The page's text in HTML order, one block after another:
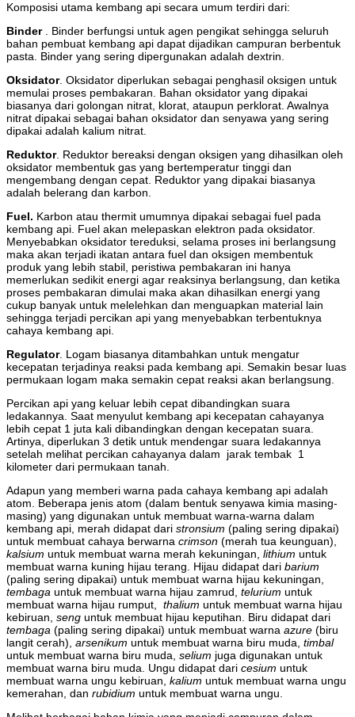
Komposisi utama kembang api secara umum terdiri dari:
Binder. Binder berfungsi untuk agen pengikat sehingga seluruh
bahan pembuat kembang api dapat dijadikan campuran berbentuk
pasta. Binder yang sering dipergunakan adalah dextrin.
Oksidator. Oksidator diperlukan sebagai penghasil oksigen untuk
memulai proses pembakaran. Bahan oksidator yang dipakai
biasanya dari golongan nitrat, klorat, ataupun perklorat. Awalnya
nitrat dipakai sebagai bahan oksidator dan senyawa yang sering
dipakai adalah kalium nitrat.
Reduktor. Reduktor bereaksi dengan oksigen yang dihasilkan oleh
oksidator membentuk gas yang bertemperatur tinggi dan
mengembang dengan cepat. Reduktor yang dipakai biasanya
adalah belerang dan karbon.
Fuel. Karbon atau thermit umumnya dipakai sebagai fuel pada
kembang api. Fuel akan melepaskan elektron pada oksidator.
Menyebabkan oksidator tereduksi, selama proses ini berlangsung
maka akan terjadi ikatan antara fuel dan oksigen membentuk
produk yang lebih stabil, peristiwa pembakaran ini hanya
memerlukan sedikit energi agar reaksinya berlangsung, dan ketika
proses pembakaran dimulai maka akan dihasilkan energi yang
cukup banyak untuk melelehkan dan menguapkan material lain
sehingga terjadi percikan api yang menyebabkan terbentuknya
cahaya kembang api.
Regulator. Logam biasanya ditambahkan untuk mengatur
kecepatan terjadinya reaksi pada kembang api. Semakin besar luas
permukaan logam maka semakin cepat reaksi akan berlangsung.
Percikan api yang keluar lebih cepat dibandingkan suara
ledakannya. Saat menyulut kembang api kecepatan cahayanya
lebih cepat 1 juta kali dibandingkan dengan kecepatan suara.
Artinya, diperlukan 3 detik untuk mendengar suara ledakannya
setelah melihat percikan cahayanya dalam jarak tembak 1
kilometer dari permukaan tanah.
Adapun yang memberi warna pada cahaya kembang api adalah
atom. Beberapa jenis atom (dalam bentuk senyawa kimia masing-
masing) yang digunakan untuk membuat warna-warna dalam
kembang api, merah didapat dari stronsium (paling sering dipakai)
untuk membuat cahaya berwarna crimson (merah tua keunguan),
kalsium untuk membuat warna merah kekuningan, lithium untuk
membuat warna kuning hijau terang. Hijau didapat dari barium
(paling sering dipakai) untuk membuat warna hijau kekuningan,
tembaga untuk membuat warna hijau zamrud, telurium untuk
membuat warna hijau rumput, thalium untuk membuat warna hijau
kebiruan, seng untuk membuat hijau keputihan. Biru didapat dari
tembaga (paling sering dipakai) untuk membuat warna azure (biru
langit cerah), arsenikum untuk membuat warna biru muda, timbal
untuk membuat warna biru muda, selium juga digunakan untuk
membuat warna biru muda. Ungu didapat dari cesium untuk
membuat warna ungu kebiruan, kalium untuk membuat warna ungu
kemerahan, dan rubidium untuk membuat warna ungu.